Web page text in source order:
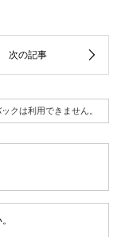
ックは利用できません。